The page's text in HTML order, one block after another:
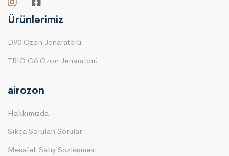
Ürünlerimiz
D90 Ozon Jenaratörü
TRIO G6 Ozon Jenaratörü
airozon
Hakkımızda
Sıkça Sorulan Sorular
Mesafeli Satış Sözleşmesi